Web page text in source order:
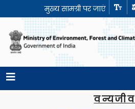
मुख्य सामग्री पर जाएं
वन्यजीव